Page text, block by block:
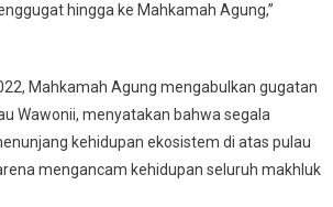
hingga ke Mahkamah Agung,”
Mahkamah Agung mengabulkan gugatan
Wawonii, menyatakan bahwa segala
kehidupan ekosistem di atas pulau
mengancam kehidupan seluruh makhluk